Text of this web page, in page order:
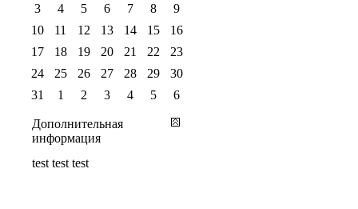
3
4 5 6 7 8
9
10
11 12 13 14 15
16
17
18 19 20 21 22
23
24
25 26 27 28 29
30
31
1 2 3 4 5 6
Дополнительная
информация
test test test